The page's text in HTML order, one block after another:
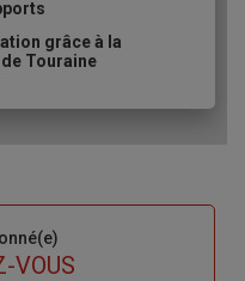
grâce à la
Touraine
VOUS